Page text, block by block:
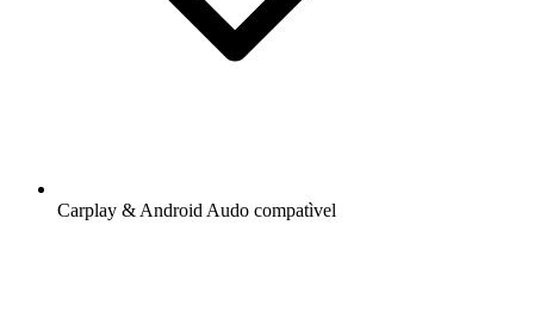
Carplay & Android Audo compatìvel